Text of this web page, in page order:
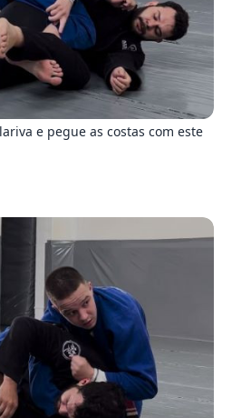
e pegue as costas com este